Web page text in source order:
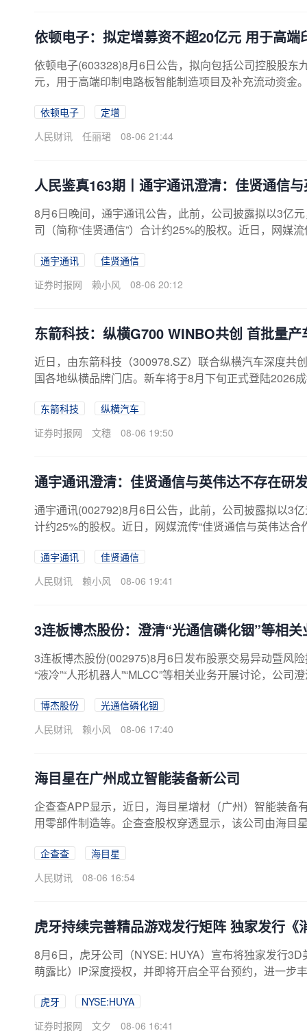
依顿电子：拟定增募资不超20亿元 用于高端
依顿电子(603328)8月6日公告，拟向包括公司控股股
元，用于高端印制电路板智能制造项目及补充流动资金
依顿电子
定增
人民财讯
任丽珺 08-06 21:44
人民鉴真163期丨通宇通讯澄清：佳贤通信
8月6日晚间，通宇通讯公告，此前，公司披露拟以3亿
司（简称“佳贤通信”）合计约25%的股权。近日，网媒
在研发合作关系。佳贤通信系基于英伟达CUDA Aerial
发工作，该平台为公开开源生态，不涉及任何独家授权
通宇通讯
佳贤通信
证券时报网
赖小风 08-06 20:12
东箭科技：纵横G700 WINBO共创 首批量产
近日，由东箭科技（300978.SZ）联合纵横汽车深度共
国各地纵横品牌门店。新车将于8月下旬正式登陆2026
改装痛点，树立中国高端越野原厂定制全新标杆。
赛道参展，成为这项赛事创办六十年来首个登上摩押舞
东箭科技
纵横汽车
证券时报网
文穗 08-06 19:50
通宇通讯澄清：佳贤通信与英伟达不存在研
通宇通讯(002792)8月6日公告，此前，公司披露拟以3
计约25%的股权。近日，网媒流传“佳贤通信与英伟达
AI-RAN基站技术研发工作，该平台为公开开源生态，
I-RAN基站在功能、性能及稳定性等方面是否能够满足
通宇通讯
佳贤通信
人民财讯
赖小风 08-06 19:41
3连板博杰股份：澄清“光通信磷化铟”等相
3连板博杰股份(002975)8月6日发布股票交易异动暨风险
“液冷”“人形机器人”“MLCC”等相关业务开展讨论，公
大影响。公司控股子公司博捷芯的主营业务为半导体专
年博捷芯营业收入仅占公司营业收入2.78%，目前对公
博杰股份
光通信磷化铟
人民财讯
赖小风 08-06 17:40
海目星在广州成立智能装备新公司
企查查APP显示，近日，海目星增材（广州）智能装备
用零部件制造等。企查查股权穿透显示，该公司由海目
企查查
海目星
人民财讯
08-06 16:54
虎牙持续完善精品游戏发行矩阵 独家发行《
8月6日，虎牙公司（NYSE: HUYA）宣布将独家发行
萌露比）IP深度授权，并即将开启全平台预约，进一步
P进一步拓展至大众休闲IP。作为家喻户晓的“顶流女明
为互联网年轻人的情绪代言人。得益于深度的IP绑定与
虎牙
NYSE:HUYA
证券时报网
文夕 08-06 16:41